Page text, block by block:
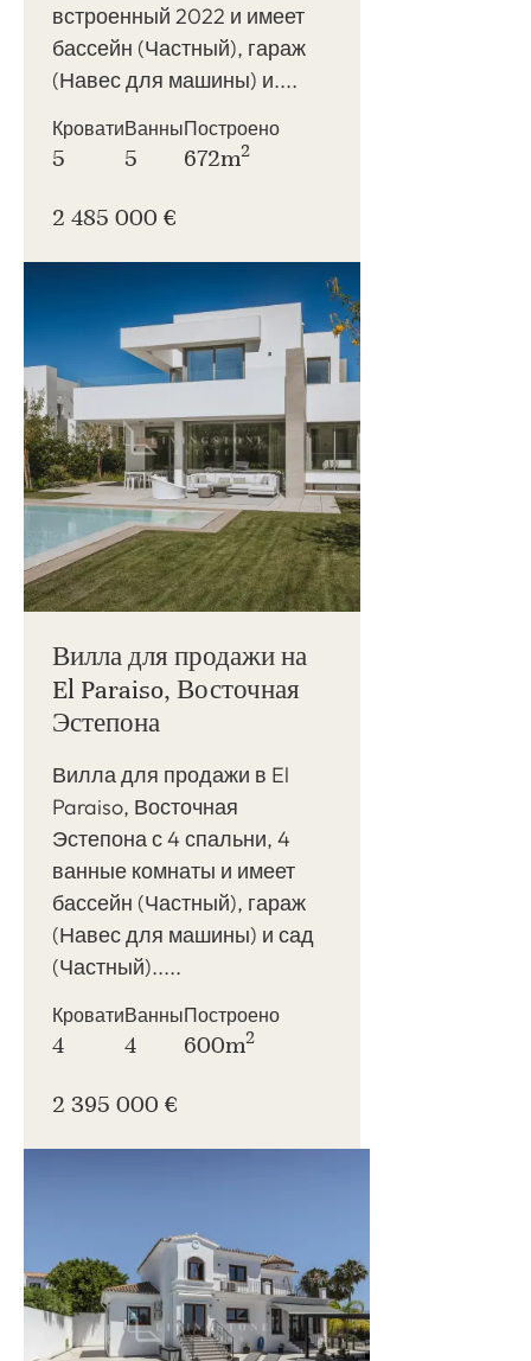
встроенный 2022 и имеет
бассейн (Частный), гараж
(Навес для машины) и....
Кровати
5
Ванны
5
Построено
672m2
2 485 000 €
Вилла для продажи на
El Paraiso, Восточная
Эстепона
Вилла для продажи в El
Paraiso, Восточная
Эстепона с 4 спальни, 4
ванные комнаты и имеет
бассейн (Частный), гараж
(Навес для машины) и сад
(Частный).....
Кровати
4
Ванны
4
Построено
600m2
2 395 000 €